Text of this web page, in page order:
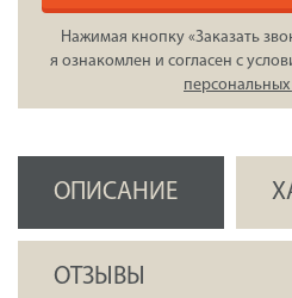
Нажимая кнопку «Заказать
я ознакомлен и согласен с
ОПИСАНИЕ
ОТЗЫВЫ